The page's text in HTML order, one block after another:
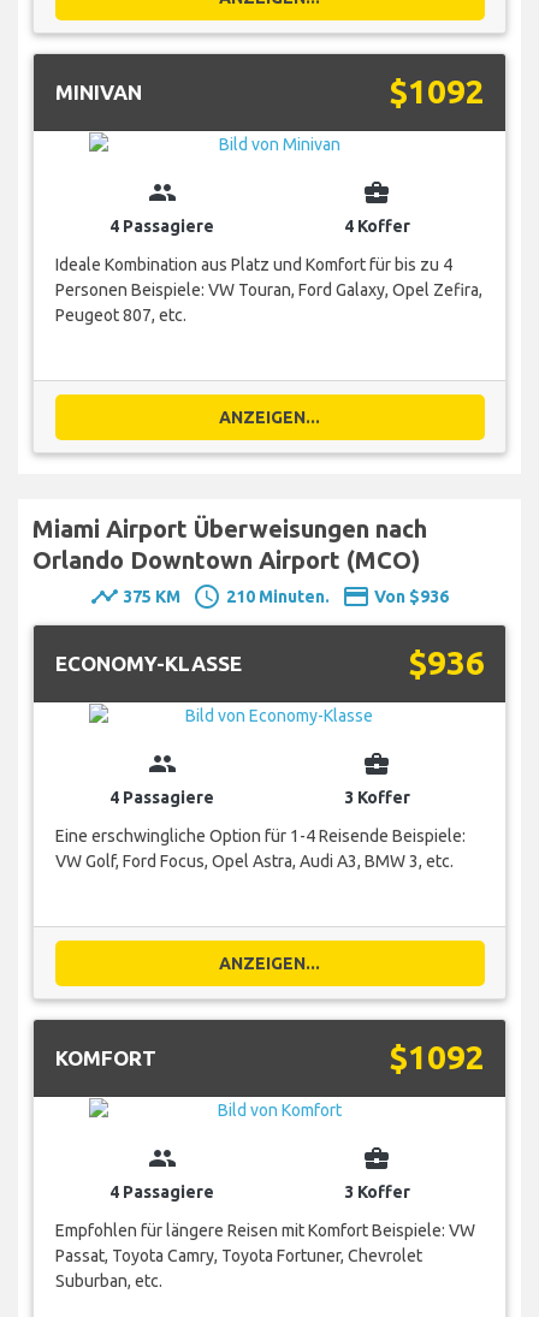
MINIVAN $1092
group
4 Passagiere
business_center
4 Koffer
Ideale Kombination aus Platz und Komfort für bis zu 4
Personen Beispiele: VW Touran, Ford Galaxy, Opel Zefira,
Peugeot 807, etc.
ANZEIGEN...
Miami Airport Überweisungen nach
Orlando Downtown Airport (MCO)
timeline 375 KM schedule 210 Minuten. payment Von $936
ECONOMY-KLASSE $936
group
4 Passagiere
business_center
3 Koffer
Eine erschwingliche Option für 1-4 Reisende Beispiele:
VW Golf, Ford Focus, Opel Astra, Audi A3, BMW 3, etc.
ANZEIGEN...
KOMFORT $1092
group
4 Passagiere
business_center
3 Koffer
Empfohlen für längere Reisen mit Komfort Beispiele: VW
Passat, Toyota Camry, Toyota Fortuner, Chevrolet
Suburban, etc.